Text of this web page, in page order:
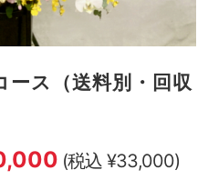
ス（送料別・回収
(税込 ¥33,000)